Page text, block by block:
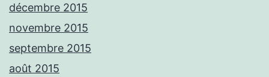
décembre 2015
novembre 2015
septembre 2015
août 2015